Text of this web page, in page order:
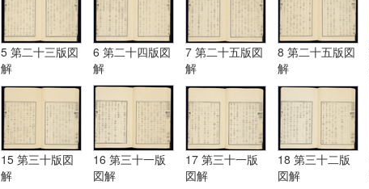
5 第二十三版図
解
6 第二十四版図
解
7 第二十五版図
解
8 第二十五版図
解
15 第三十版図
解
16 第三十一版
図解
17 第三十一版
図解
18 第三十二版
図解